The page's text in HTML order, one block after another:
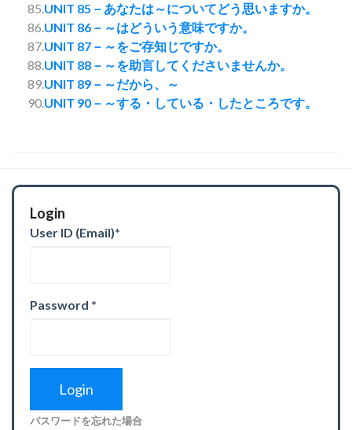
85.UNIT 85－あなたは～についてどう思いますか。
86.UNIT 86－～はどういう意味ですか。
87.UNIT 87－～をご存知じですか。
88.UNIT 88－～を助言してくださいませんか。
89.UNIT 89－～だから、～
90.UNIT 90－～する・している・したところです。
Login
User ID (Email)*
Password *
パスワードを忘れた場合